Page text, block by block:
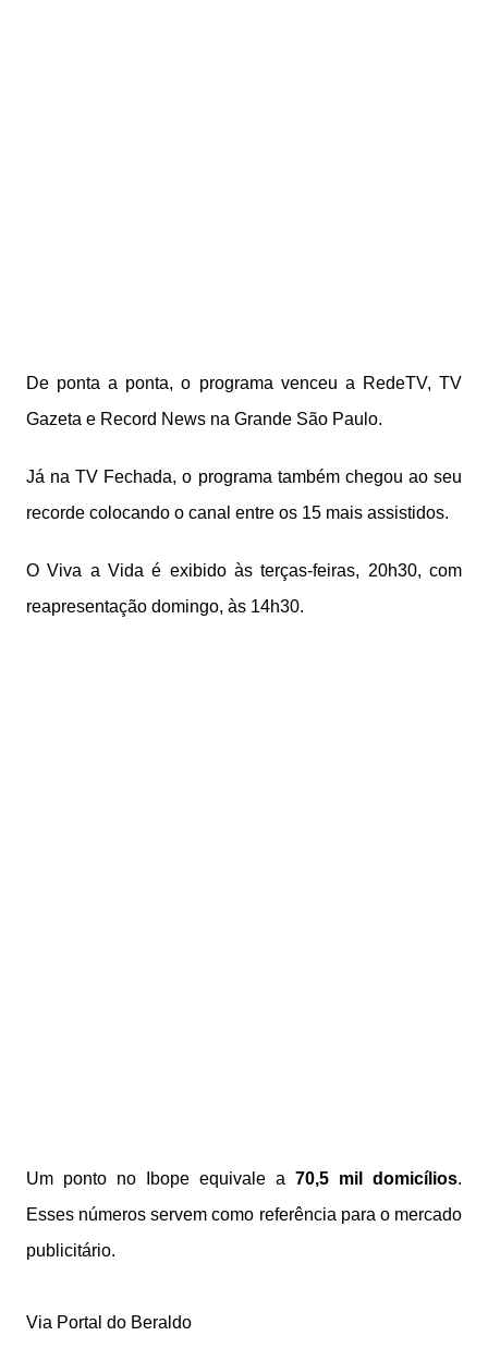
De ponta a ponta, o programa venceu a RedeTV, TV
Gazeta e Record News na Grande São Paulo.
Já na TV Fechada, o programa também chegou ao seu
recorde colocando o canal entre os 15 mais assistidos.
O Viva a Vida é exibido às terças-feiras, 20h30, com
reapresentação domingo, às 14h30.
Um ponto no Ibope equivale a 70,5 mil domicílios.
Esses números servem como referência para o mercado
publicitário.
Via Portal do Beraldo